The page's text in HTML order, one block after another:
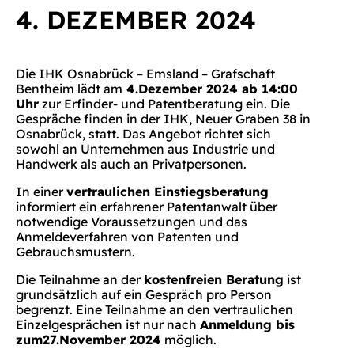
4. DEZEMBER 2024
Die IHK Osnabrück – Emsland – Grafschaft
Bentheim lädt am 4.Dezember 2024 ab 14:00
Uhr zur Erfinder- und Patentberatung ein. Die
Gespräche finden in der IHK, Neuer Graben 38 in
Osnabrück, statt. Das Angebot richtet sich
sowohl an Unternehmen aus Industrie und
Handwerk als auch an Privatpersonen.
In einervertraulichen Einstiegsberatung
informiert ein erfahrener Patentanwalt über
notwendige Voraussetzungen und das
Anmeldeverfahren von Patenten und
Gebrauchsmustern.
Die Teilnahme an der kostenfreien Beratung ist
grundsätzlich auf ein Gespräch pro Person
begrenzt. Eine Teilnahme an den vertraulichen
Einzelgesprächen ist nur nach Anmeldung bis
zum27.November 2024 möglich.